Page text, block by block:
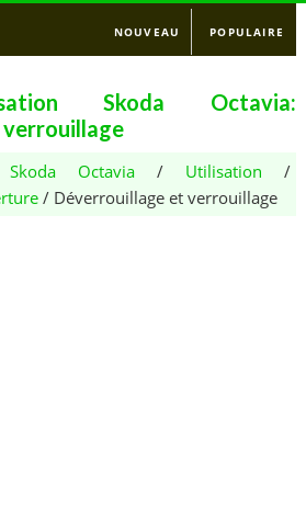
NOUVEAU POPULAIRE
Skoda Octavia:
Octavia / Utilisation /
/ Déverrouillage et verrouillage